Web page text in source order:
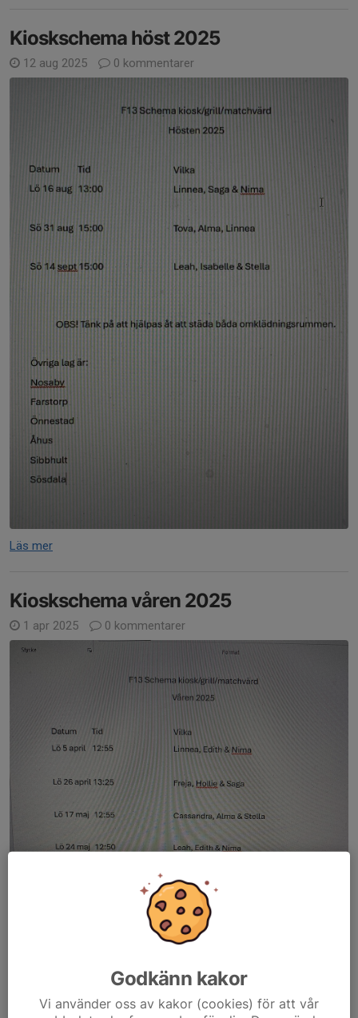
Kioskschema höst 2025
12 aug 2025 0 kommentarer
Läs mer
Kioskschema våren 2025
1 apr 2025 0 kommentarer
Godkänn kakor
Vi använder oss av kakor (cookies) för att vår